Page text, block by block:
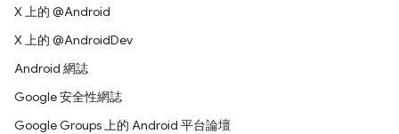
X 上的 @Android
X 上的 @AndroidDev
Android 網誌
Google 安全性網誌
Google Groups 上的 Android 平台論壇